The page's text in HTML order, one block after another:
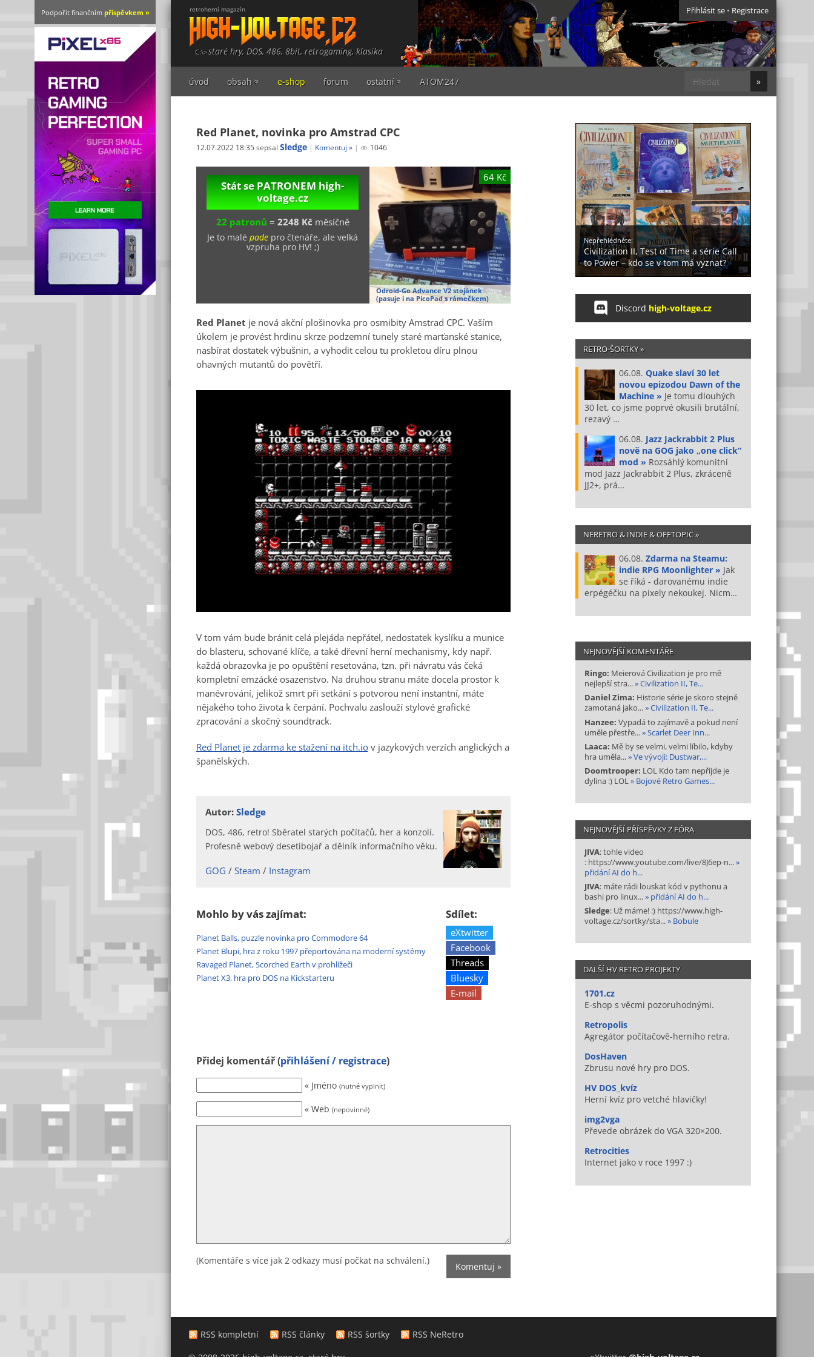
retroherní magazín
staré hry, DOS, 486, 8bit, retrogaming, klasika
Přihlásit se • Registrace
úvod obsah e-shop forum ostatní ATOM247
Red Planet, novinka pro Amstrad CPC
12.07.2022 18:35 sepsal Sledge Komentuj » 1046
Stát se PATRONEMhigh-
voltage.cz
22 patronů = 2248 Kčměsíčně
Je to malépade pro čtenáře, ale velká
vzpruha pro HV! ;)
64 Kč
Odroid-Go Advance V2 stojánek
(pasuje i na PicoPad s rámečkem)
Red Planet je nová akční plošinovka pro osmibity Amstrad CPC. Vaším
úkolem je provést hrdinu skrze podzemní tunely staré marťanské stanice,
nasbírat dostatek výbušnin, a vyhodit celou tu prokletou díru plnou
ohavných mutantů do povětří.
V tom vám bude bránit celá plejáda nepřátel, nedostatek kyslíku a munice
do blasteru, schované klíče, a také dřevní herní mechanismy, kdy např.
každá obrazovka je po opuštění resetována, tzn. při návratu vás čeká
kompletní emzácké osazenstvo. Na druhou stranu máte docela prostor k
manévrování, jelikož smrt při setkání s potvorou není instantní, máte
nějakého toho života k čerpání. Pochvalu zaslouží stylové grafické
zpracování a skočný soundtrack.
Red Planet je zdarma ke stažení na itch.iov jazykových verzích anglických a
španělských.
Autor:Sledge
DOS, 486, retro! Sběratel starých počítačů, her a konzolí.
Profesně webový desetibojař a dělník informačního věku.
GOG Steam Instagram
Mohlo by vás zajímat:
Planet Balls, puzzle novinka pro Commodore 64
Planet Blupi, hra z roku 1997 přeportována na moderní systémy
Ravaged Planet, Scorched Earth v prohlížeči
Planet X3, hra pro DOS na Kickstarteru
Sdílet:
eXtwitter
Facebook
Threads
Bluesky
E-mail
Přidej komentář (přihlášení / registrace)
« Jméno (nutné vyplnit)
« Web (nepovinné)
(Komentáře s více jak 2 odkazy musí počkat na schválení.)
Nepřehlédněte:
Civilization II, Test of Time a série Call
to Power – kdo se v tom má vyznat?
Discord high-voltage.cz
RETRO-ŠORTKY »
06.08. Quake slaví 30 let
novou epizodou Dawn of the
Machine » Je tomu dlouhých
30 let, co jsme poprvé okusili brutální,
rezavý …
06.08. Jazz Jackrabbit 2 Plus
nově na GOG jako „one click“
mod » Rozsáhlý komunitní
mod Jazz Jackrabbit 2 Plus, zkráceně
JJ2+, prá…
NERETRO & INDIE & OFFTOPIC »
06.08. Zdarma na Steamu:
indie RPG Moonlighter » Jak
se říká - darovanému indie
erpégéčku na pixely nekoukej. Nicm…
NEJNOVĚJŠÍ KOMENTÁŘE
Ringo: Meierová Civilization je pro mě
nejlepší stra...» Civilization II, Te...
Daniel Zima: Historie série je skoro stejně
zamotaná jako...» Civilization II, Te...
Hanzee: Vypadá to zajímavě a pokud není
uměle přestře...» Scarlet Deer Inn...
Laaca: Mě by se velmi, velmi líbilo, kdyby
hra uměla...» Ve vývoji: Dustwar,...
Doomtrooper: LOL Kdo tam nepřijde je
dylina :) LOL» Bojové Retro Games...
NEJNOVĚJŠÍ PŘÍSPĚVKY Z FÓRA
JIVA: tohle video
: https://www.youtube.com/live/8J6ep-n...»
přidání AI do h...
JIVA: máte rádi louskat kód v pythonu a
bashi pro linux...» přidání AI do h...
Sledge: Už máme! :) https://www.high-
voltage.cz/sortky/sta...» Bobule
DALŠÍ HV RETRO PROJEKTY
1701.cz
E-shop s věcmi pozoruhodnými.
Retropolis
Agregátor počítačově-herního retra.
DosHaven
Zbrusu nové hry pro DOS.
HV DOS_kvíz
Herní kvíz pro vetché hlavičky!
img2vga
Převede obrázek do VGA 320×200.
Retrocities
Internet jako v roce 1997 :)
RSS kompletní RSS články RSS šortky
RSS NeRetro
Podpořit finančním příspěvkem »